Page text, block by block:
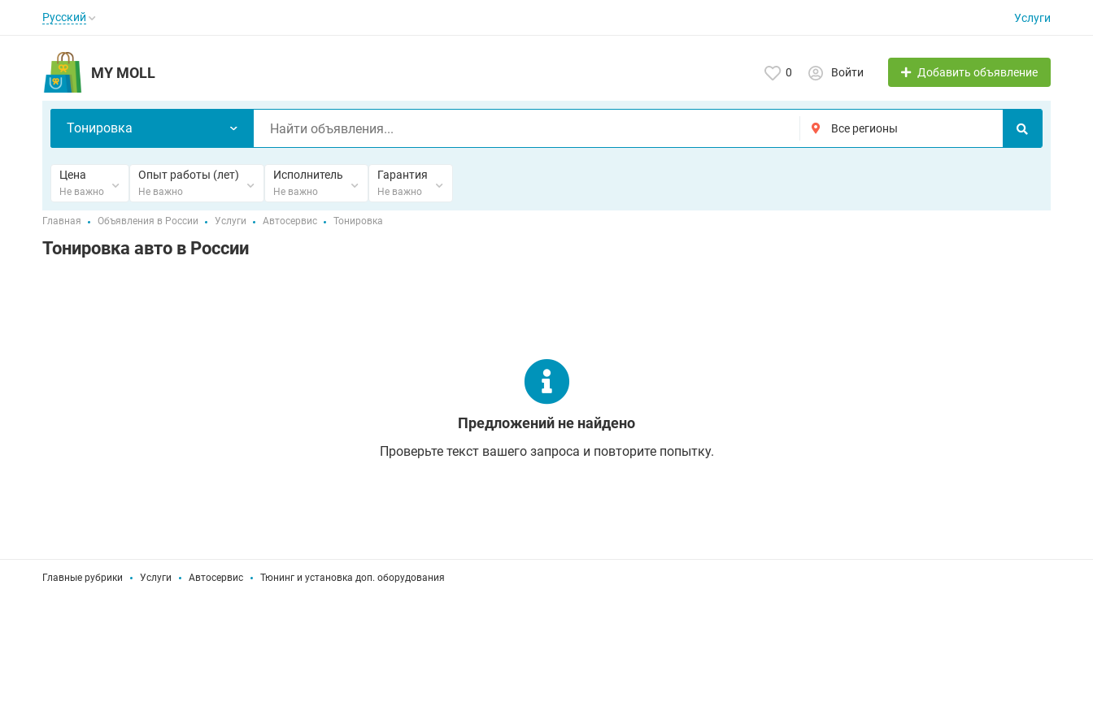
Русский Услуги
MY MOLL 0 Войти Добавить объявление
Тонировка
Цена
Не важно
Опыт работы (лет)
Не важно
Исполнитель
Не важно
Гарантия
Не важно
Главная Объявления в России Услуги Автосервис Тонировка
Тонировка авто в России
Предложений не найдено
Проверьте текст вашего запроса и повторите попытку.
Главные рубрики Услуги Автосервис Тюнинг и установка доп. оборудования